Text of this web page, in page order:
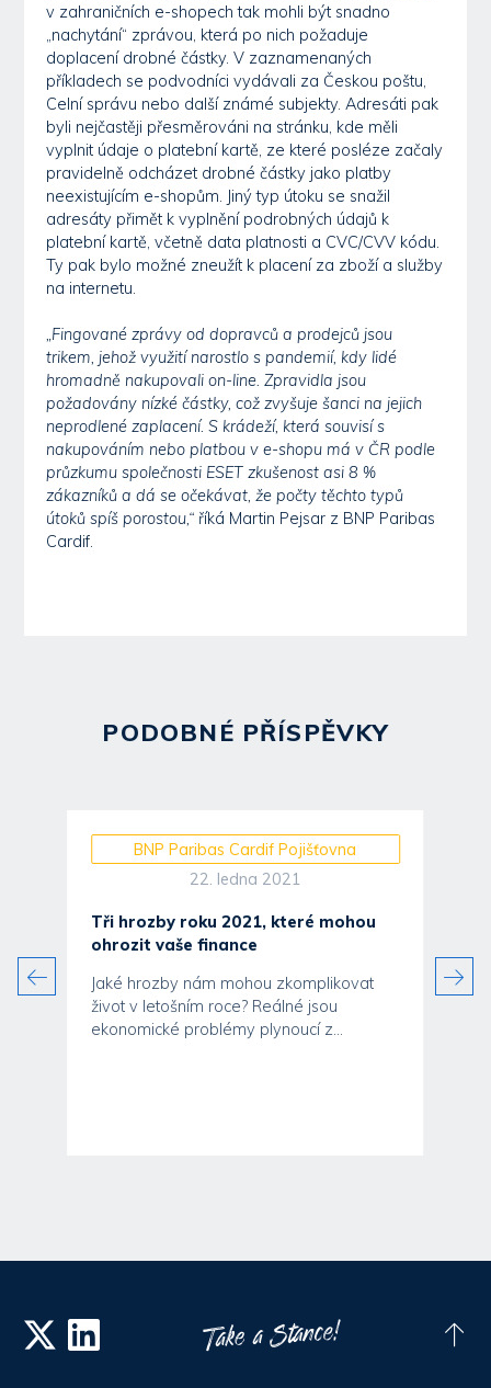
v zahraničních e-shopech tak mohli být snadno
„nachytání“ zprávou, která po nich požaduje
doplacení drobné částky. V zaznamenaných
příkladech se podvodníci vydávali za Českou poštu,
Celní správu nebo další známé subjekty. Adresáti pak
byli nejčastěji přesměrováni na stránku, kde měli
vyplnit údaje o platební kartě, ze které posléze začaly
pravidelně odcházet drobné částky jako platby
neexistujícím e-shopům. Jiný typ útoku se snažil
adresáty přimět k vyplnění podrobných údajů k
platební kartě, včetně data platnosti a CVC/CVV kódu.
Ty pak bylo možné zneužít k placení za zboží a služby
na internetu.
„Fingované zprávy od dopravců a prodejců jsou
trikem, jehož využití narostlo s pandemií, kdy lidé
hromadně nakupovali on-line. Zpravidla jsou
požadovány nízké částky, což zvyšuje šanci na jejich
neprodlené zaplacení. S krádeží, která souvisí s
nakupováním nebo platbou v e-shopu má v ČR podle
průzkumu společnosti ESET zkušenost asi 8 %
zákazníků a dá se očekávat, že počty těchto typů
útoků spíš porostou,“ říká Martin Pejsar z BNP Paribas
Cardif.
PODOBNÉ PŘÍSPĚVKY
BNP Paribas Cardif Pojišťovna
22. ledna 2021
Tři hrozby roku 2021, které mohou
ohrozit vaše finance
Jaké hrozby nám mohou zkomplikovat
život v letošním roce? Reálné jsou
ekonomické problémy plynoucí z...